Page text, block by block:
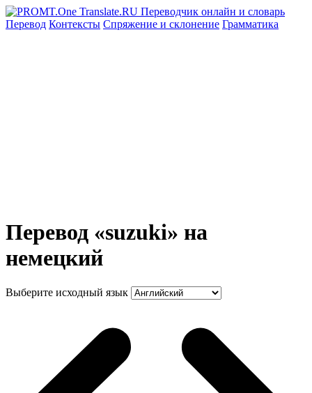
Перевод Контексты Спряжение и склонение Грамматика
Перевод «suzuki» на
немецкий
Выберите исходный язык